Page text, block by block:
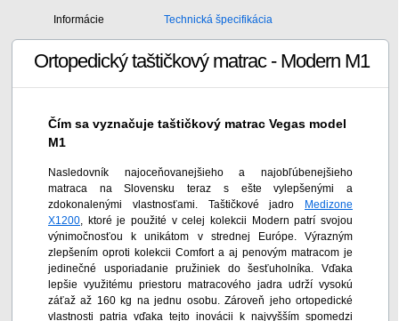
Informácie Technická špecifikácia
Ortopedický taštičkový matrac - Modern M1
Čím sa vyznačuje taštičkový matrac Vegas model
M1
Nasledovník najoceňovanejšieho a najobľúbenejšieho
matraca na Slovensku teraz s ešte vylepšenými a
zdokonalenými vlastnosťami. Taštičkové jadro
Medizone
X1200, ktoré je použité v celej kolekcii Modern patrí svojou
výnimočnosťou k unikátom v strednej Európe. Výrazným
zlepšením oproti kolekcii Comfort a aj penovým matracom je
jedinečné usporiadanie pružiniek do šesťuholníka. Vďaka
lepšie využitému priestoru matracového jadra udrží vysokú
záťaž až 160 kg na jednu osobu. Zároveň jeho ortopedické
vlastnosti patria vďaka tejto inovácii k najvyšším spomedzi